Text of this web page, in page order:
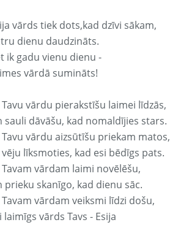
vārds tiek dots,kad dzīvi sākam,
dienu daudzināts.
ik gadu vienu dienu -
vārdā sumināts!
Tavu vārdu pierakstīšu laimei līdzās,
sauli dāvāšu, kad nomaldījies stars.
Tavu vārdu aizsūtīšu priekam matos,
līksmoties, kad esi bēdīgs pats.
Tavam vārdam laimi novēlēšu,
prieku skanīgo, kad dienu sāc.
Tavam vārdam veiksmi līdzi došu,
laimīgs vārds Tavs - Esija